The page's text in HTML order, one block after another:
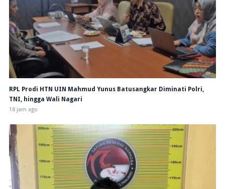
RPL Prodi HTN UIN Mahmud Yunus Batusangkar Diminati Polri,
TNI, hingga Wali Nagari
18 jam ago